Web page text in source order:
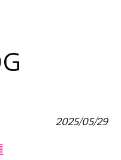
2025/05/29